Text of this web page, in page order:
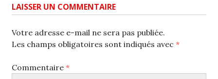
LAISSER UN COMMENTAIRE
Votre adresse e-mail ne sera pas publiée.
Les champs obligatoires sont indiqués avec *
Commentaire *